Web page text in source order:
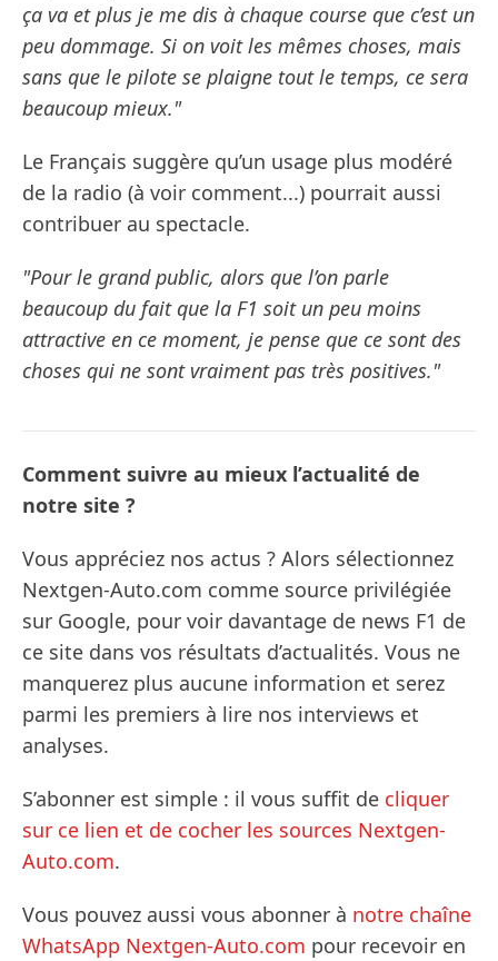
ça va et plus je me dis à chaque course que c’est un
peu dommage. Si on voit les mêmes choses, mais
sans que le pilote se plaigne tout le temps, ce sera
beaucoup mieux."
Le Français suggère qu’un usage plus modéré
de la radio (à voir comment...) pourrait aussi
contribuer au spectacle.
"Pour le grand public, alors que l’on parle
beaucoup du fait que la F1 soit un peu moins
attractive en ce moment, je pense que ce sont des
choses qui ne sont vraiment pas très positives."
Comment suivre au mieux l’actualité de
notre site ?
Vous appréciez nos actus ? Alors sélectionnez
Nextgen-Auto.com comme source privilégiée
sur Google, pour voir davantage de news F1 de
ce site dans vos résultats d’actualités. Vous ne
manquerez plus aucune information et serez
parmi les premiers à lire nos interviews et
analyses.
S’abonner est simple : il vous suffit de cliquer
sur ce lien et de cocher les sources Nextgen-
Auto.com.
Vous pouvez aussi vous abonner à notre chaîne
WhatsApp Nextgen-Auto.com pour recevoir en